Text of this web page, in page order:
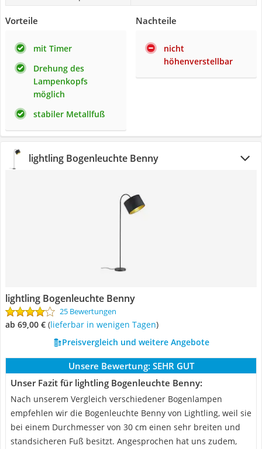
Vorteile
mit Timer
Drehung des
Lampenkopfs
möglich
stabiler Metallfuß
Nachteile
nicht
höhenverstellbar
lightling Bogenleuchte Benny
lightling Bogenleuchte Benny
25 Bewertungen
ab 69,00 € ( Lieferbar in wenigen Tagen)
Preisvergleich und weitere Angebote
Unsere Bewertung: SEHR GUT
Unser Fazit für lightling Bogenleuchte Benny:
Nach unserem Vergleich verschiedener Bogenlampen
empfehlen wir die Bogenleuchte Benny von Lightling, weil sie
bei einem Durchmesser von 30 cm einen sehr breiten und
standsicheren Fuß besitzt. Angesprochen hat uns zudem,